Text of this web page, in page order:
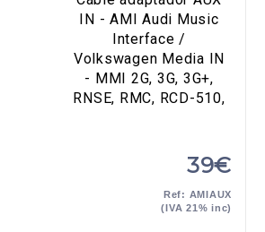
IN - AMI Audi Music
Interface /
Volkswagen Media IN
- MMI 2G, 3G, 3G+,
RNSE, RMC, RCD-510,
39€
Ref: AMIAUX
(IVA 21% inc)